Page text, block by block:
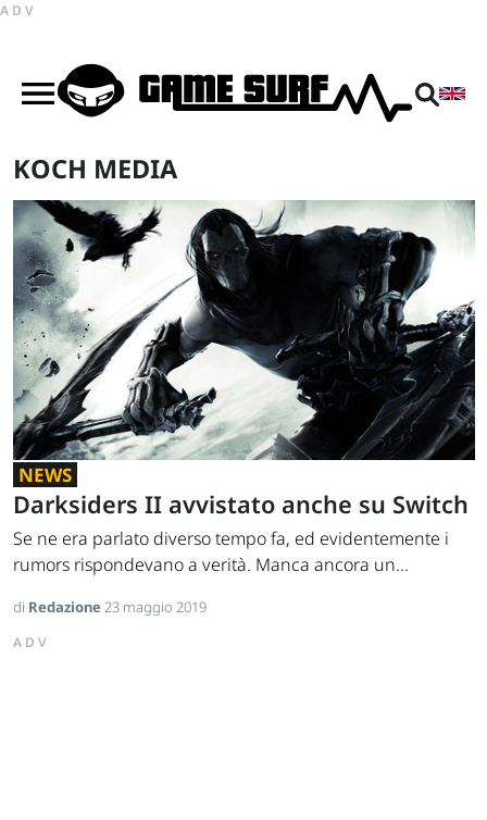
ADV
KOCH MEDIA
NEWS
Darksiders II avvistato anche su Switch
Se ne era parlato diverso tempo fa, ed evidentemente i
rumors rispondevano a verità. Manca ancora un...
di Redazione23 maggio 2019
ADV